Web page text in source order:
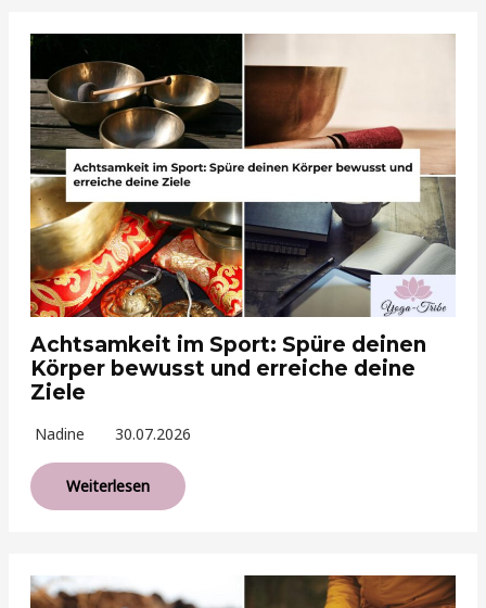
Achtsamkeit im Sport: Spüre deinen
Körper bewusst und erreiche deine
Ziele
Nadine 30.07.2026
Weiterlesen